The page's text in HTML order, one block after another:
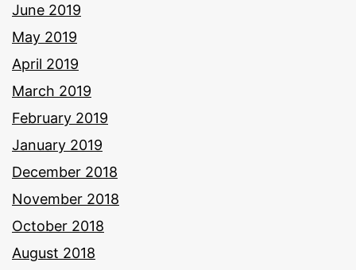
June 2019
May 2019
April 2019
March 2019
February 2019
January 2019
December 2018
November 2018
October 2018
August 2018